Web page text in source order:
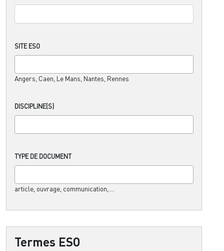
SITE ESO
Angers, Caen, Le Mans, Nantes, Rennes
DISCIPLINE(S)
TYPE DE DOCUMENT
article, ouvrage, communication,....
Termes ESO